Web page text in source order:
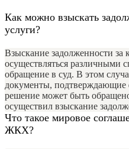
Как можно взыскать
услуги?
Взыскание задолженности
осуществляться
обращение в суд. В этом
документы, подтверждающие
решение может быть
осуществил взыскание
Что такое мировое
ЖКХ?